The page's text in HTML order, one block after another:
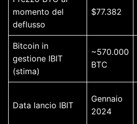
momento del
deflusso
$77.382
Bitcoin in
gestione IBIT
(stima)
~570.000
BTC
Data lancio IBIT
Gennaio
2024